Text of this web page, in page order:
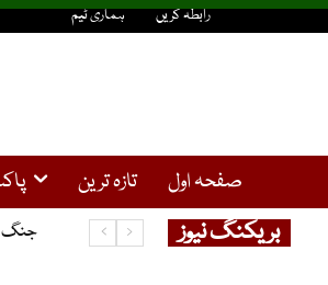
رابطہ کریں ہماری ٹیم
صفحہ اول تازہ ترین
بریکنگ نیوز جنگ
میجر طفیل شہید کی 68 ویں